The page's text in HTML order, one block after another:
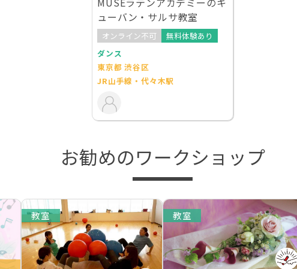
ューバン・サルサ教室
オンライン不可
無料体験あり
ダンス
東京都 渋谷区
JR山手線・代々木駅
お勧めのワークショップ
教室 教室